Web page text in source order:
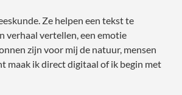
Ze helpen een tekst te
verhaal vertellen, een emotie
zijn voor mij de natuur, mensen
maak ik direct digitaal of ik begin met